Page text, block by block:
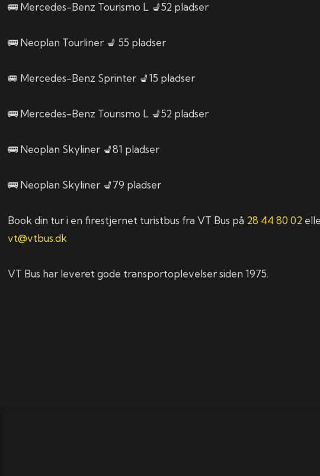
🚌 Mercedes-Benz Tourismo L 💺52 pladser
🚌 Neoplan Tourliner 💺 55 pladser
🚐 Mercedes-Benz Sprinter 💺15 pladser
🚌 Mercedes-Benz Tourismo L 💺52 pladser
🚌 Neoplan Skyliner 💺81 pladser
🚌 Neoplan Skyliner 💺79 pladser
Book din tur i en firestjernet turistbus fra VT Bus på 28 44 80 02
vt@vtbus.dk
VT Bus har leveret gode transportoplevelser siden 1975.